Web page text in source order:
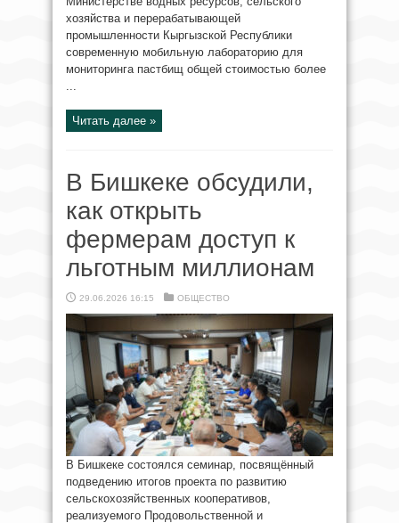
хозяйства и перерабатывающей
промышленности Кыргызской Республики
современную мобильную лабораторию для
мониторинга пастбищ общей стоимостью более
...
Читать далее »
В Бишкеке обсудили,
как открыть
фермерам доступ к
льготным миллионам
29.06.2026 16:15 ОБЩЕСТВО
В Бишкеке состоялся семинар, посвящённый
подведению итогов проекта по развитию
сельскохозяйственных кооперативов,
реализуемого Продовольственной и